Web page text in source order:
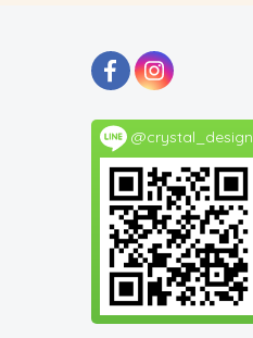
@crystal_design